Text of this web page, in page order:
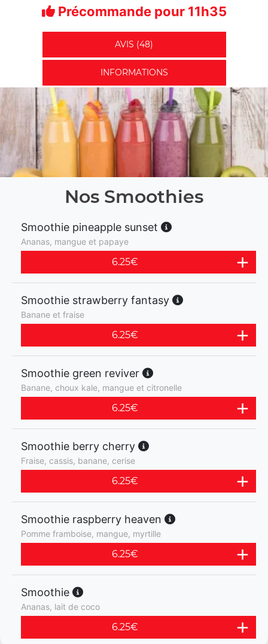
Précommande pour 11h35
AVIS (48)
INFORMATIONS
Nos Smoothies
Smoothie pineapple sunset
Ananas, mangue et papaye
6.25€
Smoothie strawberry fantasy
Banane et fraise
6.25€
Smoothie green reviver
Banane, choux kale, mangue et citronelle
6.25€
Smoothie berry cherry
Fraise, cassis, banane, cerise
6.25€
Smoothie raspberry heaven
Pomme framboise, mangue, myrtille
6.25€
Smoothie
Ananas, lait de coco
6.25€